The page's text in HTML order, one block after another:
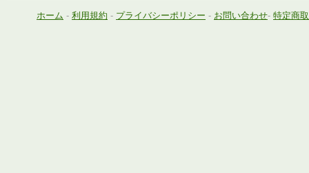
ホーム - 利用規約 - プライバシーポリシー - お問い合わせ- 特定商